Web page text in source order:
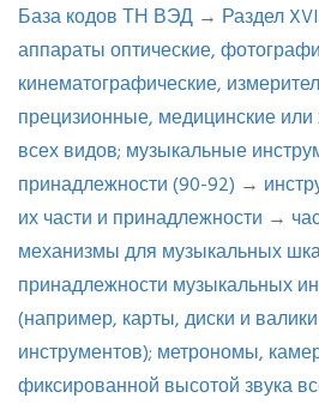
База кодов ТН ВЭД → Раздел
аппараты оптические,
кинематографические,
прецизионные, медицинские или
всех видов; музыкальные
принадлежности (90-92) →
их части и принадлежности →
механизмы для музыкальных
принадлежности музыкальных
(например, карты, диски и
инструментов); метрономы,
фиксированной высотой звука